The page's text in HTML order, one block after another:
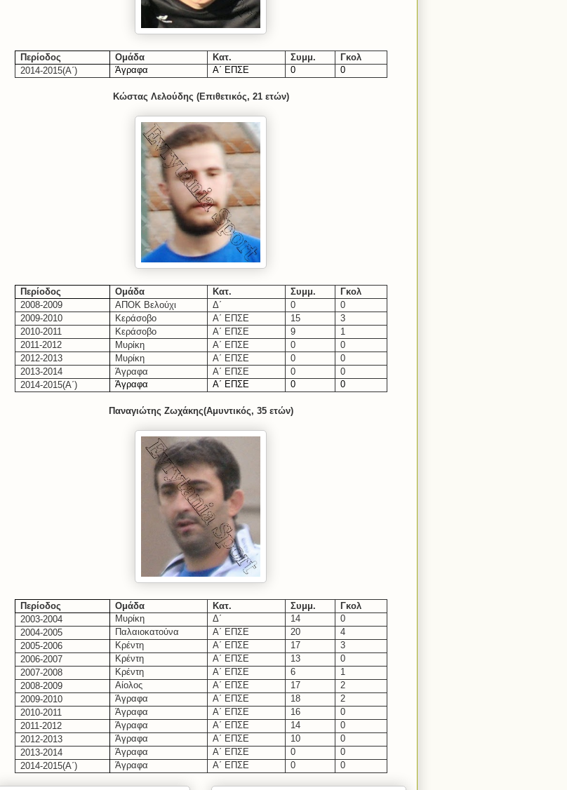
Περίοδος Ομάδα Κατ. Συμμ.
Γκολ
2014-2015(Α΄) Άγραφα Α΄ ΕΠΣΕ 0 0
Κώστας Λελούδης (Επιθετικός, 21 ετών)
Περίοδος Ομάδα Κατ. Συμμ.
Γκολ
2008-2009
ΑΠΟΚ Βελούχι Δ΄ 0
0
2009-2010
Κεράσοβο Α΄ ΕΠΣΕ 15
3
2010-2011
Κεράσοβο Α΄ ΕΠΣΕ 9
1
2011-2012
Μυρίκη Α΄ ΕΠΣΕ 0
0
2012-2013
Μυρίκη Α΄ ΕΠΣΕ 0
0
2013-2014
Άγραφα Α΄ ΕΠΣΕ 0
0
2014-2015(Α΄) Άγραφα Α΄ ΕΠΣΕ 0 0
Παναγιώτης Ζωχάκης(Αμυντικός, 35 ετών)
Περίοδος Ομάδα Κατ. Συμμ.
Γκολ
2003-2004
Μυρίκη Δ΄ 14
0
2004-2005
Παλαιοκατούνα Α΄ ΕΠΣΕ 20
4
2005-2006
Κρέντη Α΄ ΕΠΣΕ 17
3
2006-2007
Κρέντη Α΄ ΕΠΣΕ 13
0
2007-2008
Κρέντη Α΄ ΕΠΣΕ 6
1
2008-2009
Αίολος Α΄ ΕΠΣΕ 17
2
2009-2010
Άγραφα Α΄ ΕΠΣΕ 18
2
2010-2011
Άγραφα Α΄ ΕΠΣΕ 16
0
2011-2012
Άγραφα Α΄ ΕΠΣΕ 14
0
2012-2013 Άγραφα Α΄ ΕΠΣΕ 10
0
2013-2014
Άγραφα Α΄ ΕΠΣΕ 0
0
2014-2015(Α΄) Άγραφα Α΄ ΕΠΣΕ 0 0